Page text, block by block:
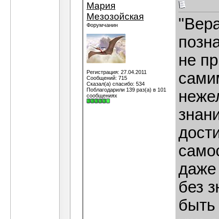
Мария
Мезозойская
Форумчанин
Регистрация: 27.04.2011
Сообщений: 715
Сказал(а) спасибо: 534
Поблагодарили 139 раз(а) в 101
сообщениях
не
даже
без
быть